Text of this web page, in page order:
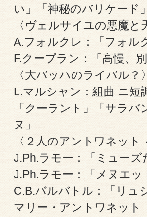
い」「神秘のバリケード
〈ヴェルサイユの悪魔と
A.フォルクレ：「フォル
F.クープラン：「高慢、
〈大バッハのライバル？〉
L.マルシャン：組曲 ニ短
「クーラント」「サラ
ヌ」
〈２人のアントワネット
J.Ph.ラモー：「ミューズ
J.Ph.ラモー：「メヌエ
C.B.バルバトル：「リュ
マリー・アントワネット